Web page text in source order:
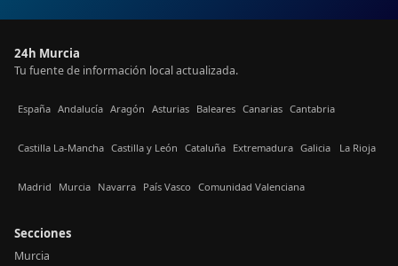
24h Murcia
Tu fuente de información local actualizada.
España Andalucía Aragón Asturias Baleares Canarias Cantabria
Castilla La-Mancha Castilla y León Cataluña Extremadura Galicia La Rioja
Madrid Murcia Navarra País Vasco Comunidad Valenciana
Secciones
Murcia